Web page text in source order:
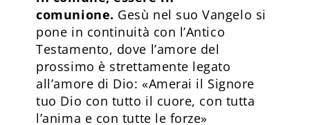
comunione. Gesù nel suo Vangelo si
pone in continuità con l’Antico
Testamento, dove l’amore del
prossimo è strettamente legato
all’amore di Dio: «Amerai il Signore
tuo Dio con tutto il cuore, con tutta
l’anima e con tutte le forze»